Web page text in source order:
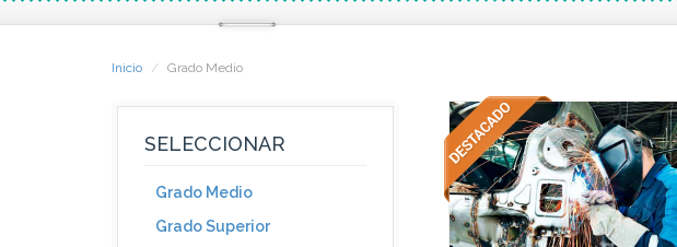
Inicio Grado Medio
SELECCIONAR
Grado Medio
Grado Superior